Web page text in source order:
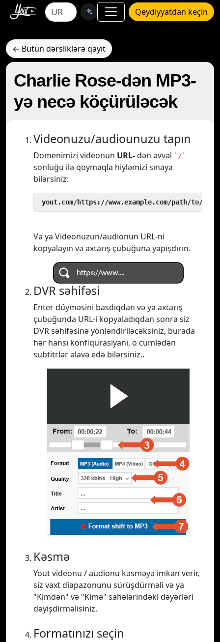
Qeydiyyatdan keçin
← Bütün dərsliklərə qayıt
Charlie Rose-dən MP3-
yə necə köçürüləcək
Videonuzu/audiounuzu tapın
Domenimizi videonun URL-dən əvvəl `/`
sonluğu ilə qoymaqla hiyləmizi sınaya
bilərsiniz:
yout.com/https://www.example.com/path/to/
Və ya Videonuzun/audionun URL-ni
kopyalayın və axtarış çubuğuna yapışdırın.
DVR səhifəsi
Enter düyməsini basdıqdan və ya axtarış
çubuğunda URL-i kopyaladıqdan sonra siz
DVR səhifəsinə yönləndiriləcəksiniz, burada
hər hansı konfiqurasiyanı, o cümlədən
subtitrlər əlavə edə bilərsiniz..
Kəsmə
Yout videonu / audionu kəsməyə imkan verir,
siz vaxt diapazonunu sürüşdürməli və ya
"Kimdən" və "Kimə" sahələrindəki dəyərləri
dəyişdirməlisiniz.
Formatınızı seçin